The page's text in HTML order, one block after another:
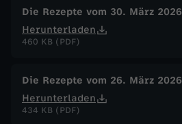
Die Rezepte vom 30. März 2026
Herunterladen
460 KB (PDF)
Die Rezepte vom 26. März 2026
Herunterladen
434 KB (PDF)